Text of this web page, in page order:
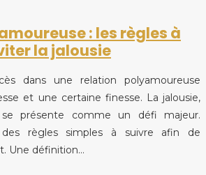
: les règles à
la jalousie
dans une relation polyamoureuse
et une certaine finesse. La jalousie,
se présente comme un défi majeur.
règles simples à suivre afin de
Une définition…